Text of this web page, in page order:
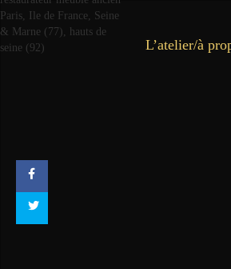
L’atelier/à